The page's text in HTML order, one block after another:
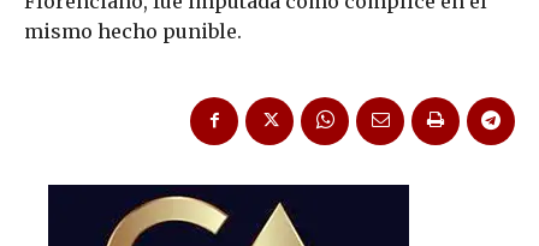
mismo hecho punible.